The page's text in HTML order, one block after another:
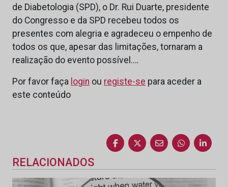
de Diabetologia (SPD), o Dr. Rui Duarte, presidente
do Congresso e da SPD recebeu todos os
presentes com alegria e agradeceu o empenho de
todos os que, apesar das limitações, tornaram a
realização do evento possível.…
Por favor faça login ou registe-se para aceder a
este conteúdo
RELACIONADOS